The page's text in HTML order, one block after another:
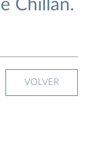
Chillan.
VOLVER